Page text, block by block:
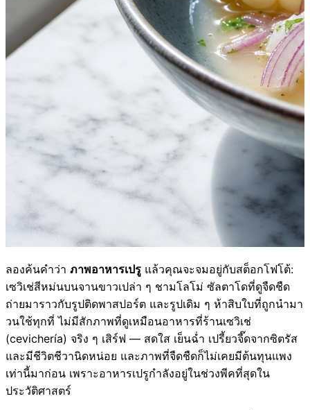
ลองค้นคำว่า ภาพอาหารเปรู แล้วคุณจะจมอยู่กับสต็อกโฟโต้:
เซวิเช่สีหม่นบนจานขาวเปล่า ๆ ชามโลโม่ ซัลตาโดที่ดูจืดชืด
ถ่ายมาราวกับรูปติดพาสปอร์ต และรูปเดิม ๆ ห้าสิบใบที่ถูกนำมา
วนใช้ทุกที่ ไม่มีสักภาพที่ดูเหมือนอาหารที่ร้านเซวิเช่
(cevichería) จริง ๆ เสิร์ฟ — สดใส เย็นฉ่ำ เปรี้ยวจี๊ดจากซิตรัส
และมีชีวิตชีวานิดหน่อย และภาพที่จืดชืดก็ไม่เคยมีต้นทุนแพง
เท่านี้มาก่อน เพราะอาหารเปรูกำลังอยู่ในช่วงพีคที่สุดใน
ประวัติศาสตร์